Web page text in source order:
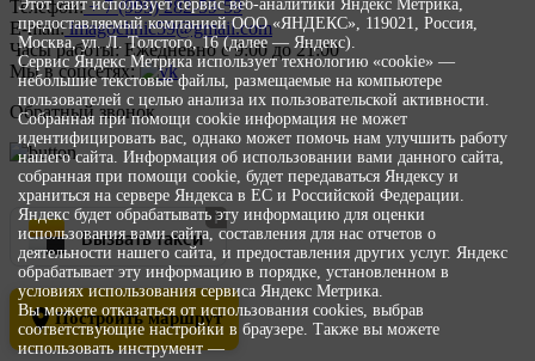
Телефон:+ 7 (999) 282-59-59
E-mail:imagoclinic59@gmail.com
Часы работы:Ежедневно с 9:00 до 21:00
Мы в соцсетях:
Обратный звонок
Вызвать такси
Построить маршрут
Этот сайт использует сервис веб-аналитики Яндекс Метрика,
предоставляемый компанией ООО «ЯНДЕКС», 119021, Россия,
Москва, ул. Л. Толстого, 16 (далее — Яндекс).
Сервис Яндекс Метрика использует технологию «cookie» —
небольшие текстовые файлы, размещаемые на компьютере
пользователей с целью анализа их пользовательской активности.
Собранная при помощи cookie информация не может
идентифицировать вас, однако может помочь нам улучшить работу
нашего сайта. Информация об использовании вами данного сайта,
собранная при помощи cookie, будет передаваться Яндексу и
храниться на сервере Яндекса в ЕС и Российской Федерации.
Яндекс будет обрабатывать эту информацию для оценки
использования вами сайта, составления для нас отчетов о
деятельности нашего сайта, и предоставления других услуг. Яндекс
обрабатывает эту информацию в порядке, установленном в
условиях использования сервиса Яндекс Метрика.
Вы можете отказаться от использования cookies, выбрав
соответствующие настройки в браузере. Также вы можете
использовать инструмент —